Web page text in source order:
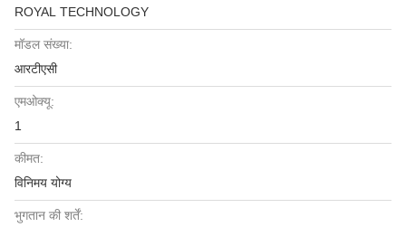
ROYAL TECHNOLOGY
मॉडल संख्या:
आरटीएसी
एमओक्यू:
1
कीमत:
विनिमय योग्य
भुगतान की शर्तें: